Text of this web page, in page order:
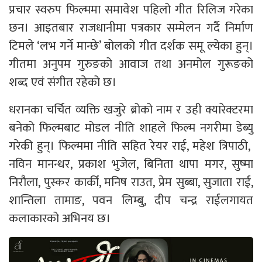
प्रचार स्वरुप फिल्ममा समावेश पहिलो गीत रिलिज गरेका
छन। आइतबार राजधानीमा पत्रकार सम्मेलन गर्दै निर्माण
टिमले ‘लभ गर्ने मान्छे’ बोलको गीत दर्शक समू ल्येका हुन्।
गीतमा अनुपम गुरुङको आवाज तथा अनमोल गुरूङको
शब्द एवं संगीत रहेको छ।
धरानका चर्चित व्यक्ति खजुरे ब्रोको नाम र उही क्यारेक्टरमा
बनेको फिल्मबाट मोडल नीति शाहले फिल्म नगरीमा डेब्यु
गरेकी हुन्। फिल्ममा नीति सहित रेयर राई, महेश त्रिपाठी,
नविन मानन्धर, प्रकाश भुजेल, बिनिता थापा मगर, सुष्मा
निरौला, पुस्कर कार्की, मनिष राउत, प्रेम सुब्बा, सुजाता राई,
शान्तिला तामाङ, पवन लिम्बु, दीप चन्द्र राईलगायत
कलाकारको अभिनय छ।